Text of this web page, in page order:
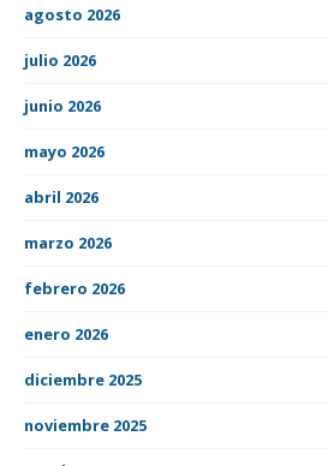
agosto 2026
julio 2026
junio 2026
mayo 2026
abril 2026
marzo 2026
febrero 2026
enero 2026
diciembre 2025
noviembre 2025